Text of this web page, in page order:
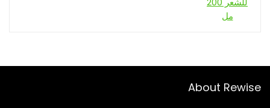
About Rewise